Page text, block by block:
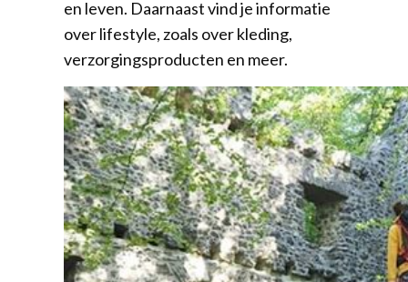
en leven. Daarnaast vind je informatie
over lifestyle, zoals over kleding,
verzorgingsproducten en meer.